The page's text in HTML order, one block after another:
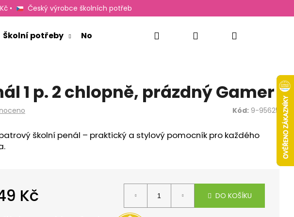
• Český výrobce školních potřeb
Školní potřeby Novinky OxyladyHledat PřihlášeníNákupní
1 p. 2 chlopně, prázdný Gamer
Kód: 9-95625
školní penál – praktický a stylový pomocník pro každého
Kč DO KOŠÍKU
HLEDAT